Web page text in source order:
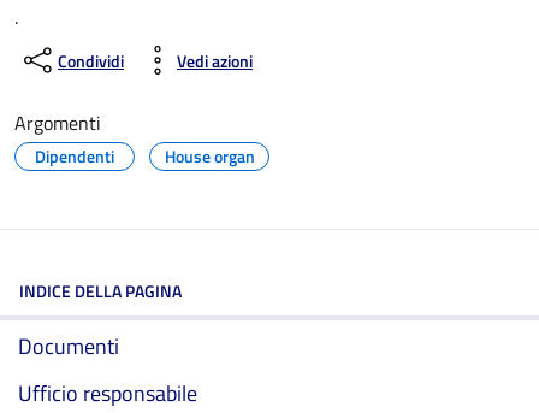
.
Condividi Vedi azioni
Argomenti
Dipendenti House organ
INDICE DELLA PAGINA
Documenti
Ufficio responsabile